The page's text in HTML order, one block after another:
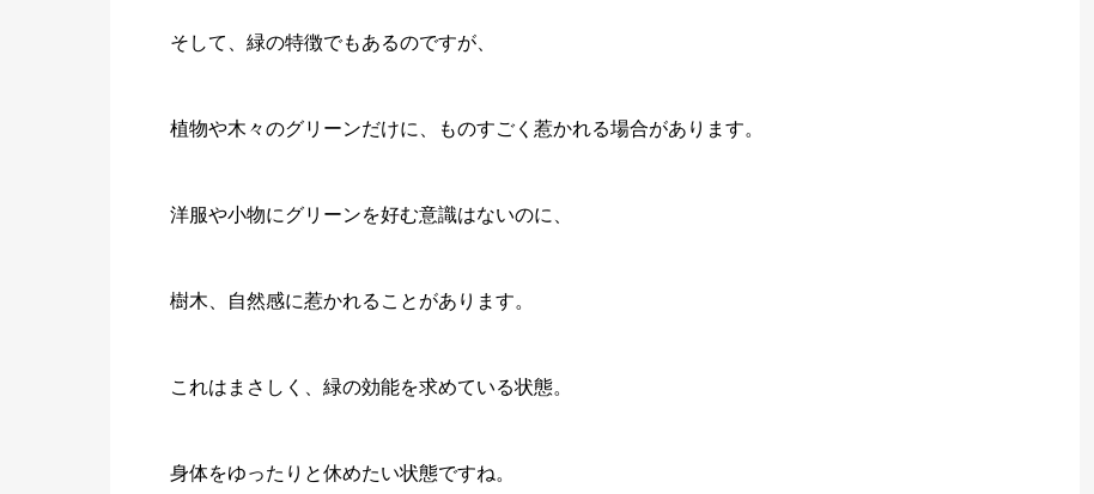
そして、緑の特徴でもあるのですが、
植物や木々のグリーンだけに、ものすごく惹かれる場合があります。
洋服や小物にグリーンを好む意識はないのに、
樹木、 自然感に惹かれることがあります。
これはまさしく、緑の効能を求めている状態。
身体をゆったりと休めたい状態ですね。